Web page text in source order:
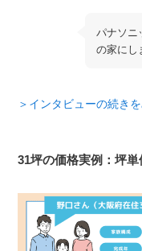
パナソニ
の家にし
＞インタビューの続き
31坪の価格実例：坪